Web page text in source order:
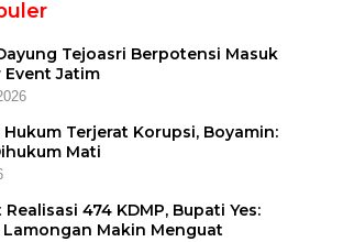
Tejoasri Berpotensi Masuk
Event Jatim
Terjerat Korupsi, Boyamin:
Mati
474 KDMP, Bupati Yes:
Lamongan Makin Menguat